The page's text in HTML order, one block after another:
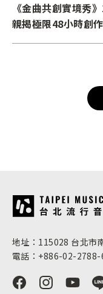
《金曲共創實境秀
親揭極限48小時創
:::
地址：115028 台北市
電話：+886-02-2788-